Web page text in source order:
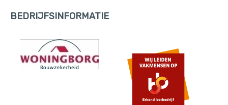
BEDRIJFSINFORMATIE